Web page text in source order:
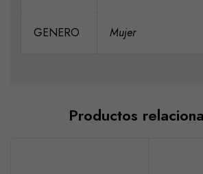
GENERO Mujer
Productos